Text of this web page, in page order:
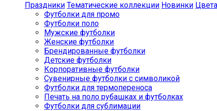
Праздники Тематические коллекции Новинки Цвета
Футболки для промо
Футболки поло
Мужские футболки
Женские футболки
Брендированные футболки
Детские футболки
Корпоративные футболки
Сувенирные футболки с символикой
Футболки для термопереноса
Печать на поло рубашках и футболках
Футболки для сублимации